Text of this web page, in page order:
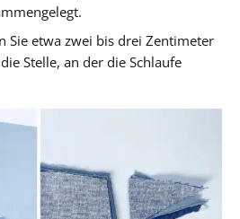
Sie etwa zwei bis drei Zentimeter
Stelle, an der die Schlaufe